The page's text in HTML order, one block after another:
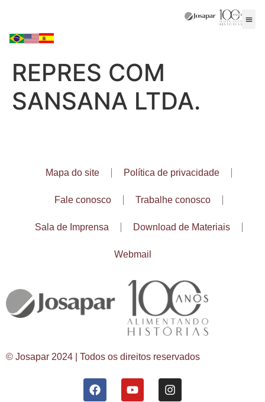
REPRES COM
SANSANA LTDA.
Mapa do site Política de privacidade
Fale conosco Trabalhe conosco
Sala de Imprensa Download de Materiais
Webmail
© Josapar 2024 | Todos os direitos reservados